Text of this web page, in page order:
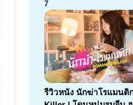
7
รีวิวหนัง นักฆ่าโรแมนติ